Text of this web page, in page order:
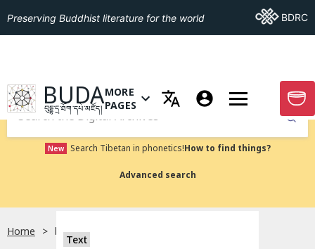
Preserving Buddhist literature for the world Go ToBDRC
GO TO HOMEPAGE
BUDA
བུདྡྷ་དྲ་ཐོག་དཔེ་མཛོད།
OPEN MENU OF MORE PAGES
MORE
PAGES
GO
Submit
New Search Tibetan in phonetics!How to find things?
Advanced search
Home bdr:MW28955_FB2056
Text